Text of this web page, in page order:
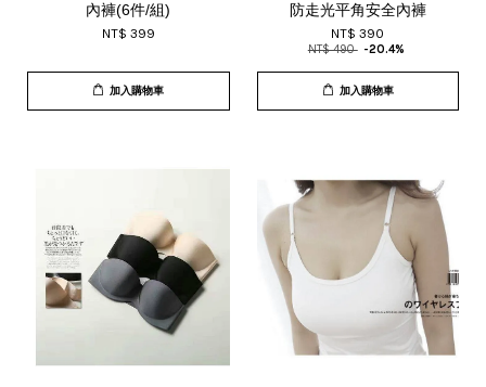
內褲(6件/組)
NT$ 399
加入購物車
防走光平角安全內褲
NT$ 390
NT$ 490 -20.4%
加入購物車